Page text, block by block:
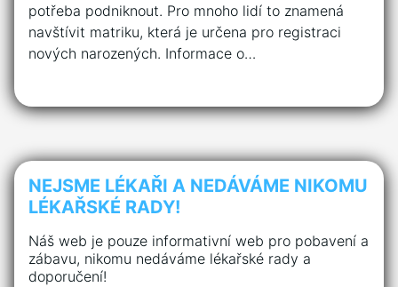
potřeba podniknout. Pro mnoho lidí to znamená
navštívit matriku, která je určena pro registraci
nových narozených. Informace o…
NEJSME LÉKAŘI A NEDÁVÁME NIKOMU
LÉKAŘSKÉ RADY!
Náš web je pouze informativní web pro pobavení a
zábavu, nikomu nedáváme lékařské rady a
doporučení!